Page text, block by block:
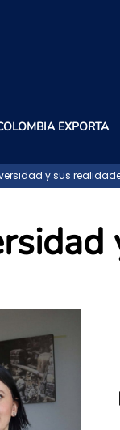
EXPORTA
y sus